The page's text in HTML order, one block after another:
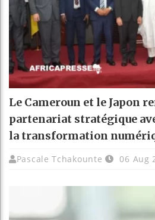
Le Cameroun et le Japon
partenariat stratégique
la transformation
Pascale Tchakounte 06 Aug